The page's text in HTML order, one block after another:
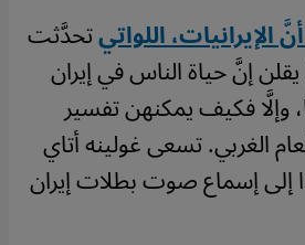
الإيرانيات، اللواتيتحدَّثت
إنَّ حياة الناس في إيران
وإلَّا فكيف يمكنهن تفسير
الغربي. تسعى غولينه أتاي
إلى إسماع صوت بطلات إيران